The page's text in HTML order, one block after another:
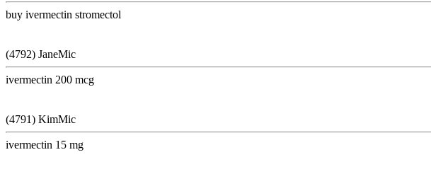
buy ivermectin stromectol
(4792) JaneMic
ivermectin 200 mcg
(4791) KimMic
ivermectin 15 mg